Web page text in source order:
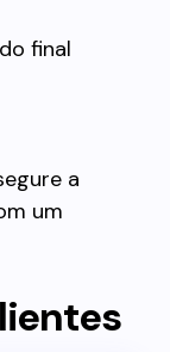
final
a
um